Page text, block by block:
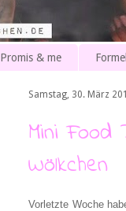
Promis & me
Samstag, 30. März
Mini
Wölkchen
Vorletzte Woche